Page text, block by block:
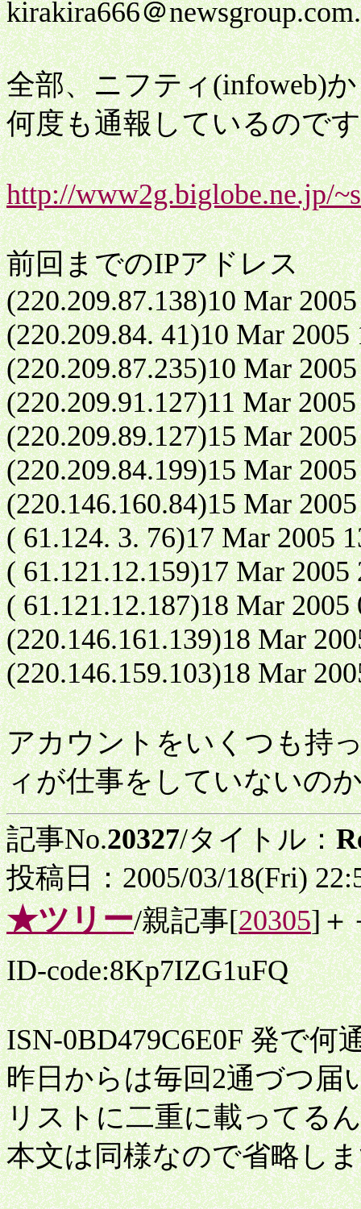
kirakira666＠
全部、ニフティ(infoweb)
何度も通報しているので
http://www2g.biglobe.ne.jp/
前回までのIPアドレス
(220.209.87.138)10 Mar
(220.209.84. 41)10 Mar 2005
(220.209.87.235)10 Mar
(220.209.91.127)11 Mar
(220.209.89.127)15 Mar
(220.209.84.199)15 Mar
(220.146.160.84)15 Mar
( 61.124. 3. 76)17 Mar 2005
( 61.121.12.159)17 Mar 2005
( 61.121.12.187)18 Mar 2005
(220.146.161.139)18 Mar
(220.146.159.103)18 Mar
アカウントをいくつも持
ィが仕事をしていないの
記事No.20327/タイトル：
投稿日：2005/03/18(Fri)
★ツリー/親記事[20305]＋
ID-code:8Kp7IZG1uFQ
ISN-0BD479C6E0F 発で何
昨日からは毎回2通づつ届
リストに二重に載ってる
本文は同様なので省略し